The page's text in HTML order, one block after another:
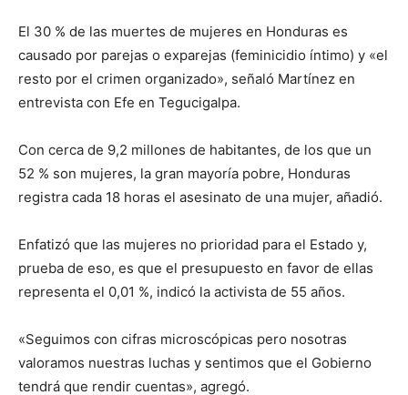
El 30 % de las muertes de mujeres en Honduras es
causado por parejas o exparejas (feminicidio íntimo) y «el
resto por el crimen organizado», señaló Martínez en
entrevista con Efe en Tegucigalpa.
Con cerca de 9,2 millones de habitantes, de los que un
52 % son mujeres, la gran mayoría pobre, Honduras
registra cada 18 horas el asesinato de una mujer, añadió.
Enfatizó que las mujeres no prioridad para el Estado y,
prueba de eso, es que el presupuesto en favor de ellas
representa el 0,01 %, indicó la activista de 55 años.
«Seguimos con cifras microscópicas pero nosotras
valoramos nuestras luchas y sentimos que el Gobierno
tendrá que rendir cuentas», agregó.